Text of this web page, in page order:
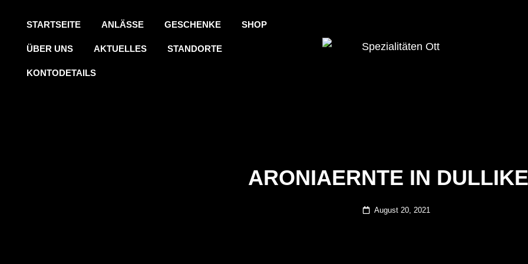
STARTSEITE ANLÄSSE GESCHENKE SHOP
ÜBER UNS AKTUELLES STANDORTE
KONTODETAILS
ARONIAERNTE IN
Posted
August 20, 2021